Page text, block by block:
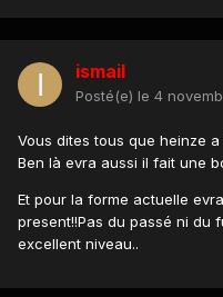
ismail
Posté(e) le 4
Vous dites tous que heinze
Ben là evra aussi il fait une
Et pour la forme actuelle
present!!Pas du passé ni du
excellent niveau..